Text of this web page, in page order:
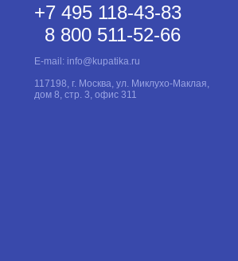
+7 495 118-43-83
8 800 511-52-66
E-mail: info@kupatika.ru
117198, г. Москва, ул. Миклухо-Маклая,
дом 8, стр. 3, офис 311